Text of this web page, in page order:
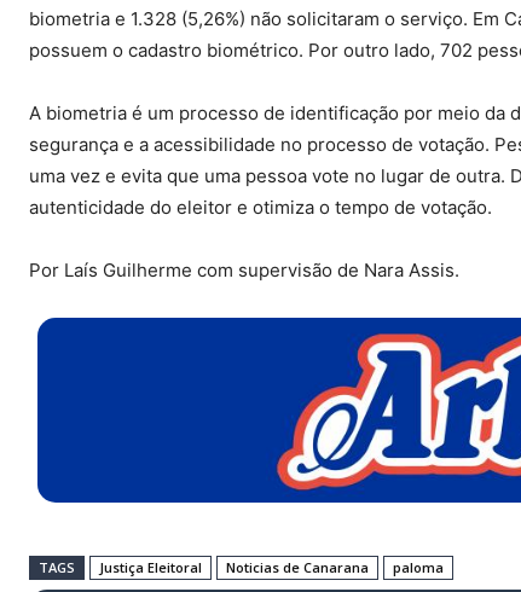
biometria e 1.328 (5,26%) não solicitaram o serviço. Em
possuem o cadastro biométrico. Por outro lado, 702
A biometria é um processo de identificação por meio
segurança e a acessibilidade no processo de votação.
uma vez e evita que uma pessoa vote no lugar de outra.
autenticidade do eleitor e otimiza o tempo de votação.
Por Laís Guilherme com supervisão de Nara Assis.
TAGS Justiça Eleitoral Noticias de Canarana paloma